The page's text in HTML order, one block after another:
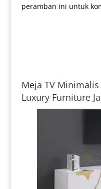
peramban ini untuk
Meja TV
Luxury Furniture